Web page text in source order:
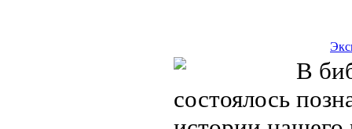
В
состоялось